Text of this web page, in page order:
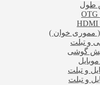
طول
مموری خوان )
و تبلت
گوشی
و تبلت
و تبلت